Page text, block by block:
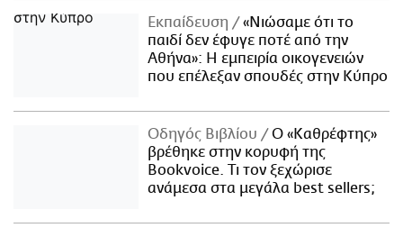
Εκπαίδευση
«Νιώσαμε ότι το
παιδί δεν έφυγε ποτέ από την
Αθήνα»: Η εμπειρία οικογενειών
που επέλεξαν σπουδές στην Κύπρο
Οδηγός Βιβλίου
Ο «Καθρέφτης»
βρέθηκε στην κορυφή της
Bookvoice. Τι τον ξεχώρισε
ανάμεσα στα μεγάλα best sellers;